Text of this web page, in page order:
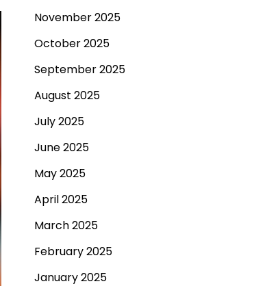
November 2025
October 2025
September 2025
August 2025
July 2025
June 2025
May 2025
April 2025
March 2025
February 2025
January 2025